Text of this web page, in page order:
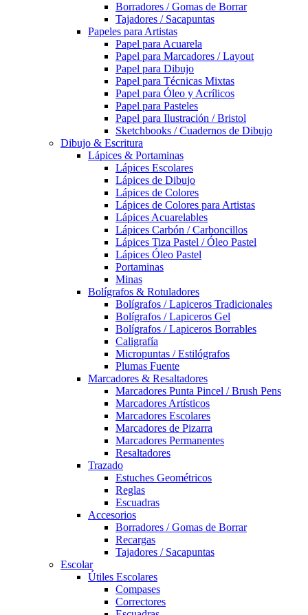
Borradores / Gomas de Borrar
Tajadores / Sacapuntas
Papeles para Artistas
Papel para Acuarela
Papel para Marcadores / Layout
Papel para Dibujo
Papel para Técnicas Mixtas
Papel para Óleo y Acrílicos
Papel para Pasteles
Papel para Ilustración / Bristol
Sketchbooks / Cuadernos de Dibujo
Dibujo & Escritura
Lápices & Portaminas
Lápices Escolares
Lápices de Dibujo
Lápices de Colores
Lápices de Colores para Artistas
Lápices Acuarelables
Lápices Carbón / Carboncillos
Lápices Tiza Pastel / Óleo Pastel
Lápices Óleo Pastel
Portaminas
Minas
Bolígrafos & Rotuladores
Bolígrafos / Lapiceros Tradicionales
Bolígrafos / Lapiceros Gel
Bolígrafos / Lapiceros Borrables
Caligrafía
Micropuntas / Estilógrafos
Plumas Fuente
Marcadores & Resaltadores
Marcadores Punta Pincel / Brush Pens
Marcadores Artísticos
Marcadores Escolares
Marcadores de Pizarra
Marcadores Permanentes
Resaltadores
Trazado
Estuches Geométricos
Reglas
Escuadras
Accesorios
Borradores / Gomas de Borrar
Recargas
Tajadores / Sacapuntas
Escolar
Útiles Escolares
Compases
Correctores